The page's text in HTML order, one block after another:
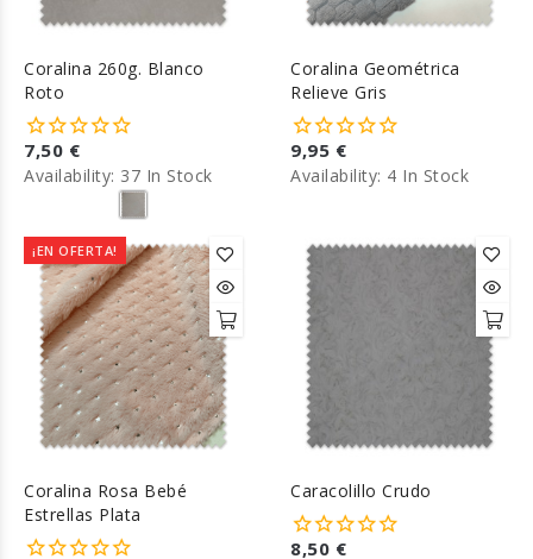
Coralina 260g. Blanco
Roto
7,50 €
Availability: 37 In Stock
Coralina Geométrica
Relieve Gris
9,95 €
Availability: 4 In Stock
¡EN OFERTA!
Coralina Rosa Bebé
Estrellas Plata
Caracolillo Crudo
8,50 €